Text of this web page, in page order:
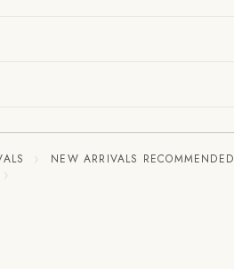
NEW ARRIVALS RECOMMENDED